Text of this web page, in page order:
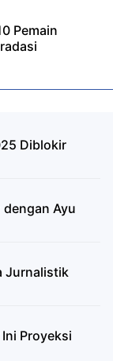
Pemain
Diblokir
Ayu
Jurnalistik
Proyeksi